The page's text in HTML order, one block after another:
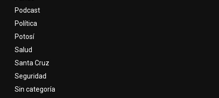
Podcast
Política
Potosí
Salud
Santa Cruz
Seguridad
Sin categoría